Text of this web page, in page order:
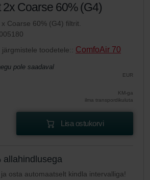
2x Coarse 60% (G4)
Coarse 60% (G4) filtrit.
toodetele:: ComfoAir 70
pole saadaval
EUR
KM-ga
ilma transpordikuluta
Lisa ostukorvi
allahindlusega
osta automaatselt kindla intervalliga!